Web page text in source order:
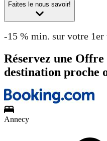
Faites le nous savoir!
-15 % min. sur votre 1er
Réservez une
destination proche
Annecy